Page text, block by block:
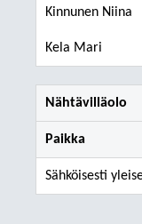
Kinnunen Niina
Kela Mari
Nähtävilläolo
Paikka
Sähköisesti